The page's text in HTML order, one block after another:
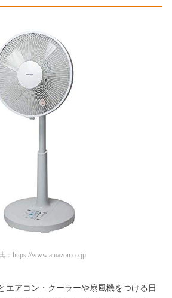
： https://www.amazon.co.jp
エアコン・クーラーや扇風機をつける日